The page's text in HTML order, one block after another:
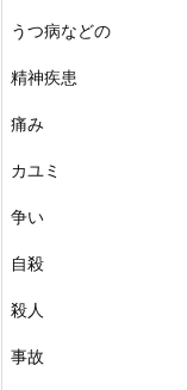
うつ病などの
精神疾患
痛み
カユミ
争い
自殺
殺人
事故